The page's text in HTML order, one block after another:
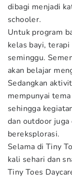
dibagi menjadi
schooler.
Untuk program
kelas bayi,
seminggu.
akan belajar
Sedangkan
mempunyai
sehingga
dan outdoor juga
bereksplorasi.
Selama di Tiny
kali sehari dan
Tiny Toes